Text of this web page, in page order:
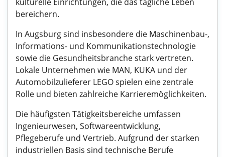
bereichern.
In Augsburg sind insbesondere die Maschinenbau-,
Informations- und Kommunikationstechnologie
sowie die Gesundheitsbranche stark vertreten.
Lokale Unternehmen wie MAN, KUKA und der
Automobilzulieferer LEGO spielen eine zentrale
Rolle und bieten zahlreiche Karrieremöglichkeiten.
Die häufigsten Tätigkeitsbereiche umfassen
Ingenieurwesen, Softwareentwicklung,
Pflegeberufe und Vertrieb. Aufgrund der starken
industriellen Basis sind technische Berufe